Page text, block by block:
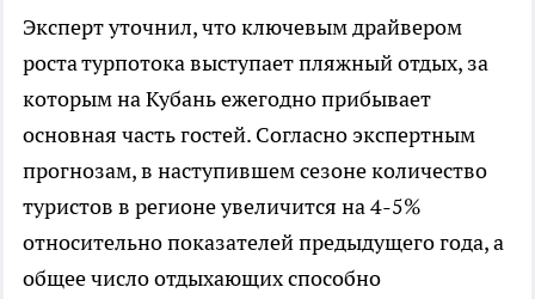
Эксперт уточнил, что ключевым драйвером
роста турпотока выступает пляжный отдых, за
которым на Кубань ежегодно прибывает
основная часть гостей. Согласно экспертным
прогнозам, в наступившем сезоне количество
туристов в регионе увеличится на 4-5%
относительно показателей предыдущего года, а
общее число отдыхающих способно